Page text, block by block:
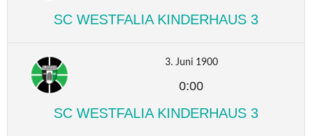
SC WESTFALIA KINDERHAUS 3
3. Juni 1900
0:00
SC WESTFALIA KINDERHAUS 3